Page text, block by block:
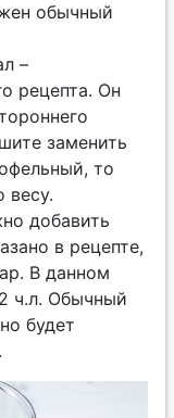
обычный
–
рецепта. Он
заменить
то
весу.
добавить
в рецепте,
В данном
ч.л. Обычный
будет